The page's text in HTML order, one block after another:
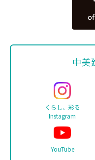
中美
くらし、彩る
Instagram
YouTube